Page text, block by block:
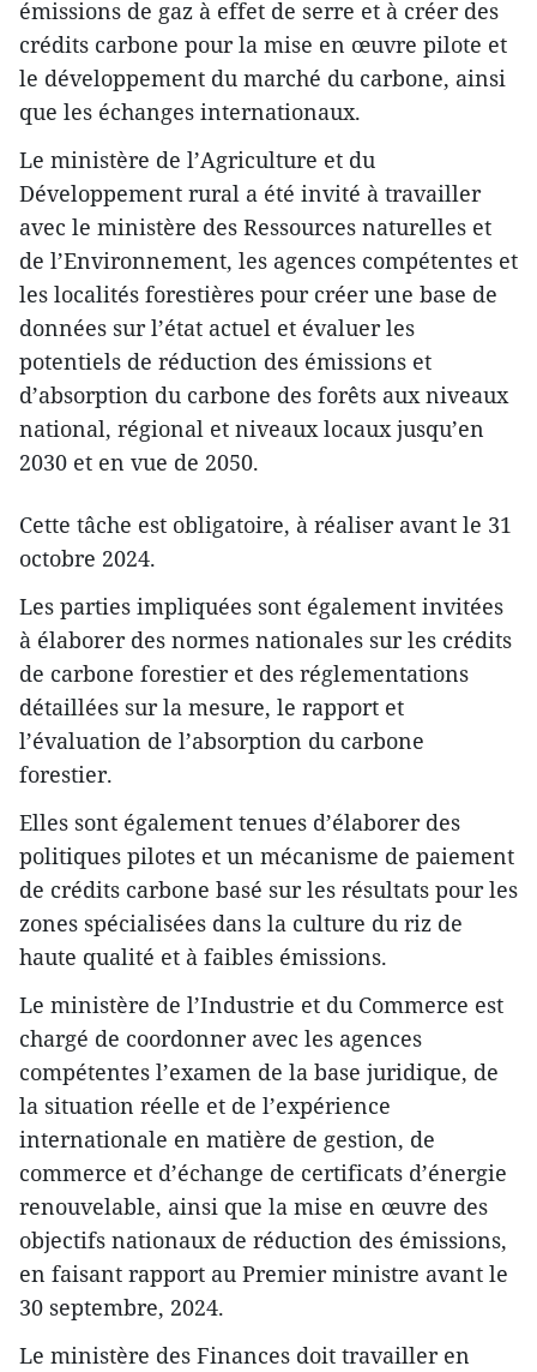
émissions de gaz à effet de serre et à créer des
crédits carbone pour la mise en œuvre pilote et
le développement du marché du carbone, ainsi
que les échanges internationaux.
Le ministère de l’Agriculture et du
Développement rural a été invité à travailler
avec le ministère des Ressources naturelles et
de l’Environnement, les agences compétentes et
les localités forestières pour créer une base de
données sur l’état actuel et évaluer les
potentiels de réduction des émissions et
d’absorption du carbone des forêts aux niveaux
national, régional et niveaux locaux jusqu’en
2030 et en vue de 2050.
Cette tâche est obligatoire, à réaliser avant le 31
octobre 2024.
Les parties impliquées sont également invitées
à élaborer des normes nationales sur les crédits
de carbone forestier et des réglementations
détaillées sur la mesure, le rapport et
l’évaluation de l’absorption du carbone
forestier.
Elles sont également tenues d’élaborer des
politiques pilotes et un mécanisme de paiement
de crédits carbone basé sur les résultats pour les
zones spécialisées dans la culture du riz de
haute qualité et à faibles émissions.
Le ministère de l’Industrie et du Commerce est
chargé de coordonner avec les agences
compétentes l’examen de la base juridique, de
la situation réelle et de l’expérience
internationale en matière de gestion, de
commerce et d’échange de certificats d’énergie
renouvelable, ainsi que la mise en œuvre des
objectifs nationaux de réduction des émissions,
en faisant rapport au Premier ministre avant le
30 septembre, 2024.
Le ministère des Finances doit travailler en